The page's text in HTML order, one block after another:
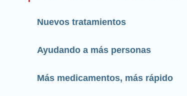
Nuevos tratamientos
Ayudando a más personas
Más medicamentos, más rápido